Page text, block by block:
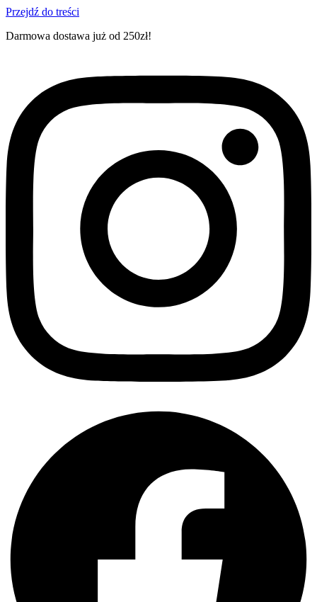
Przejdź do treści
Darmowa dostawa już od 250zł!